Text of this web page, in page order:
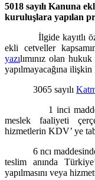
5018 sayılı Kanuna
kuruluşlara yapılan
İlgide kayıtlı
ekli cetveller
yazılımınız olan
yapılmayacağına
3065 sayılı
1 inci
meslek faaliyeti
hizmetlerin KDV’ ye
6 ncı maddesinde
teslim anında
yapılmasını veya